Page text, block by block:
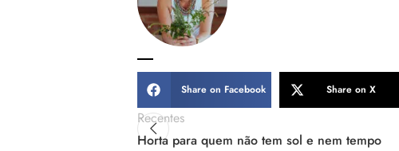
Share on Facebook Share on X
Recentes
Horta para quem não tem sol e nem tempo